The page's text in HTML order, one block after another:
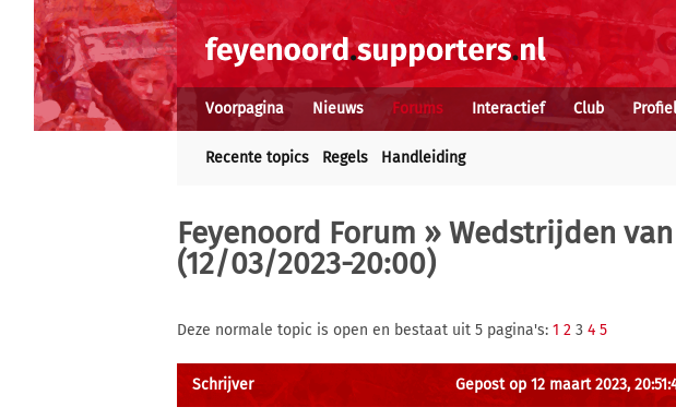
Voorpagina Nieuws Forums Interactief Club Profiel
Recente topics Regels Handleiding
Feyenoord Forum » Wedstrijden
(12/03/2023-20:00)
Deze normale topic is open en bestaat uit 5 pagina's: 1 2 3 4 5
Schrijver Gepost op 12 maart 2023,